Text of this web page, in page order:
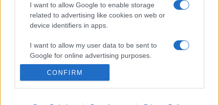
I want to allow Google to enable storage
related to advertising like cookies on web or
device identifiers in apps.
I want to allow my user data to be sent to
Google for online advertising purposes.
I want to allow Google to send me
CONFIRM
MEGOSZTÁS